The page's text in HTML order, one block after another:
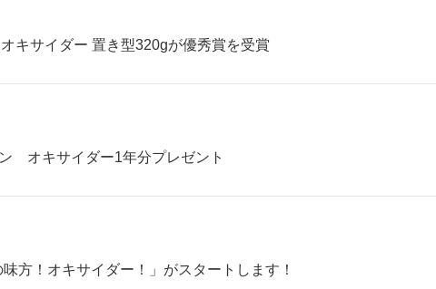
キサイダー 置き型320gが優秀賞を受賞
オキサイダー1年分プレゼント
方！オキサイダー！」がスタートします！